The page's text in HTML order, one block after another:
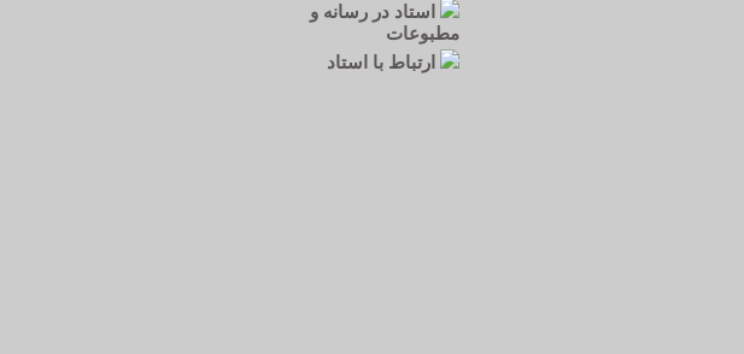
استاد در رسانه و
مطبوعات
ارتباط با استاد